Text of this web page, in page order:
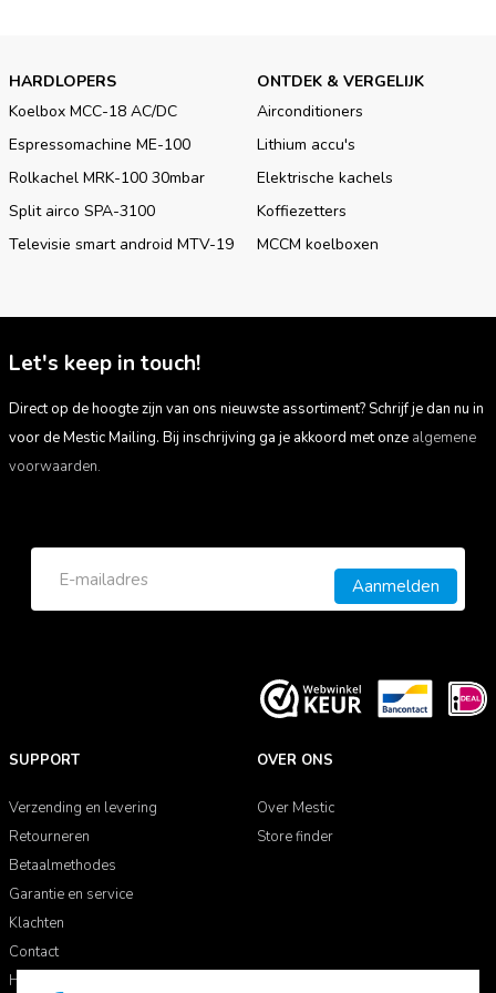
om de kachel aan te krijgen. Let op! Gebruik de mobiele
gaskachel alleen in goed geventileerde ruimtes. Niet te
gebruiken in caravans en campers.
Gebruik jij de rolkachel MRK-100T op gas of kies je voor
elektrische bijverwarming? De keus is aan jou! Met deze
mobiele gaskachel heb je het in een mum van tijd aangenaam
HARDLOPERS
Koelbox MCC-18 AC/DC
Espressomachine ME-100
Rolkachel MRK-100 30mbar
Split airco SPA-3100
Televisie smart android MTV-19
ONTDEK & VERGELIJK
Airconditioners
Lithium accu's
Elektrische kachels
Koffiezetters
MCCM koelboxen
Let's keep in touch!
Direct op de hoogte zijn van ons nieuwste assortiment? Schrijf je dan nu in
voor de Mestic Mailing. Bij inschrijving ga je akkoord met onze algemene
voorwaarden.
Aanmelden
SUPPORT
Verzending en levering
Retourneren
Betaalmethodes
Garantie en service
Klachten
Contact
Handleidingen
OVER ONS
Over Mestic
Store finder